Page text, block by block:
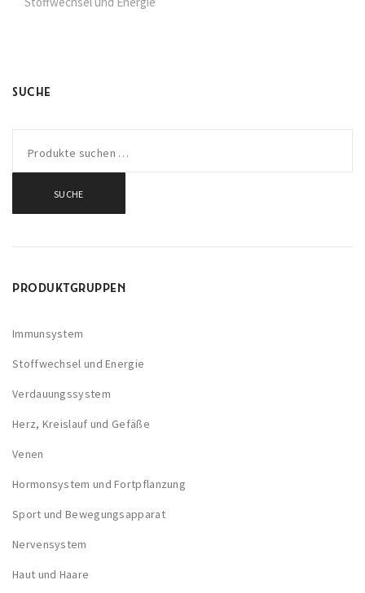
SUCHE
SUCHE
PRODUKTGRUPPEN
Immunsystem
Stoffwechsel und Energie
Verdauungssystem
Herz, Kreislauf und Gefäße
Venen
Hormonsystem und Fortpflanzung
Sport und Bewegungsapparat
Nervensystem
Haut und Haare